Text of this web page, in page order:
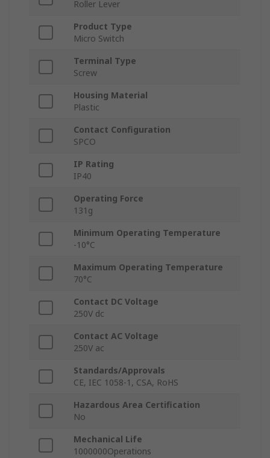
Roller Lever
Product Type
Micro Switch
Terminal Type
Screw
Housing Material
Plastic
Contact Configuration
SPCO
IP Rating
IP40
Operating Force
131g
Minimum Operating Temperature
-10°C
Maximum Operating Temperature
70°C
Contact DC Voltage
250V dc
Contact AC Voltage
250V ac
Standards/Approvals
CE, IEC 1058-1, CSA, RoHS
Hazardous Area Certification
No
Mechanical Life
1000000Operations